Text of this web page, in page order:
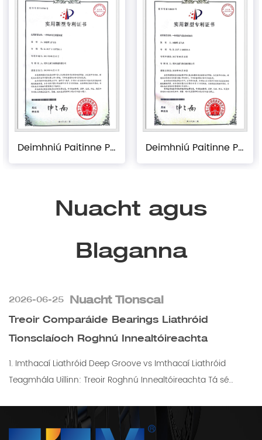
Deimhniú Paitinne Phraiticiúil Deimhniú Paitinne Phraiticiúil
Nuacht agus
Blaganna
2026-06-25 Nuacht Tionscal
Treoir Comparáide Bearings Liathróid
Tionsclaíoch Roghnú Innealtóireachta
1. Imthacaí Liathróid Deep Groove vs Imthacaí Liathróid
Teagmhála Uillinn: Treoir Roghnú Innealtóireachta Tá sé